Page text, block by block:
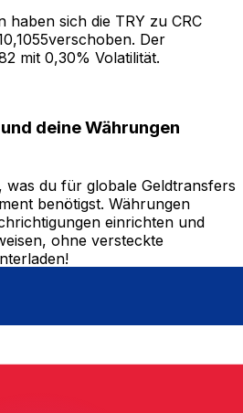
haben sich die TRY zu CRC
Der
mit 0,30% Volatilität.
deine Währungen
was du für globale Geldtransfers
benötigst. Währungen
einrichten und
ohne versteckte